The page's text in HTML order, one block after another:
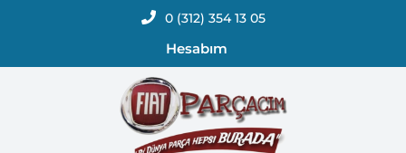
0 (312) 354 13 05
Hesabım